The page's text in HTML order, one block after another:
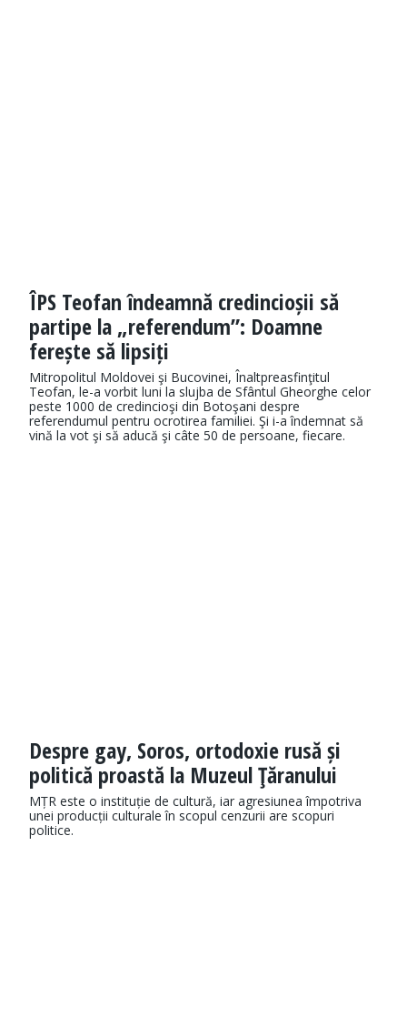
ÎPS Teofan îndeamnă credincioșii să
partipe la „referendum”: Doamne
ferește să lipsiți
Mitropolitul Moldovei şi Bucovinei, Înaltpreasfinţitul
Teofan, le-a vorbit luni la slujba de Sfântul Gheorghe celor
peste 1000 de credincioşi din Botoşani despre
referendumul pentru ocrotirea familiei. Şi i-a îndemnat să
vină la vot şi să aducă şi câte 50 de persoane, fiecare.
Despre gay, Soros, ortodoxie rusă și
politică proastă la Muzeul Ţăranului
MȚR este o instituție de cultură, iar agresiunea împotriva
unei producții culturale în scopul cenzurii are scopuri
politice.